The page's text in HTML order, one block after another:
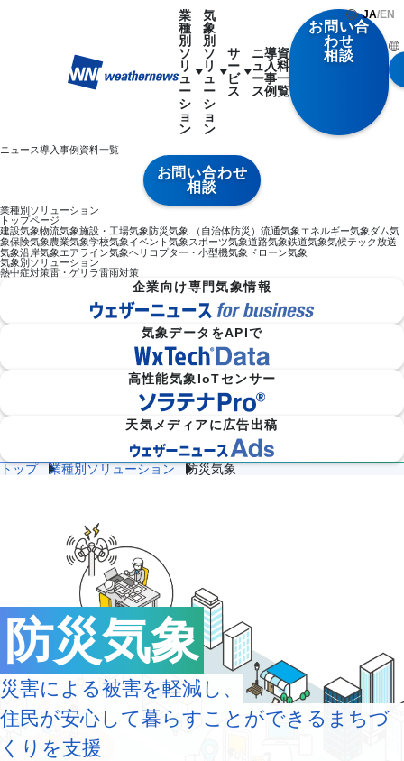
業
種
別
ソ
リ
ュ
ー
シ
ョ
ン
象
流
通
気
象
エ
ネ
ル
ギ
ー
気
象
農
業
気
象
学
校
気
イベ
ント
気象
スポ
ーツ
気
象
別
ソ
リ
ュ
ー
シ
ョ
ン
サ
ー
ビ
ス
企業向け専門気象情報
ニ
ュ
ー
ス
導
入
事
例
資
料
一
覧
お問い合
わせ
相談
ニュース導入事例資料一覧
お問い合わせ
相談
業種別ソリューション
トップページ
建設気象物流気象施設・工場気象防災気象 （自治体防災） 流通気象エネルギー気象ダム気
象保険気象農業気象学校気象イベント気象スポーツ気象道路気象鉄道気象気候テック放送
気象沿岸気象エアライン気象ヘリコプター・小型機気象 ドローン気象
気象別ソリューション
熱中症対策雷・ゲリラ雷雨対策
企業向け専門気象情報
気象データをAPIで
高性能気象IoTセンサー
天気メディアに広告出稿
JA/EN
トップ 業種別ソリューション 防災気象
防災気象
災害による被害を軽減し、
住民が安心して暮らすことができるまちづ
くりを支援